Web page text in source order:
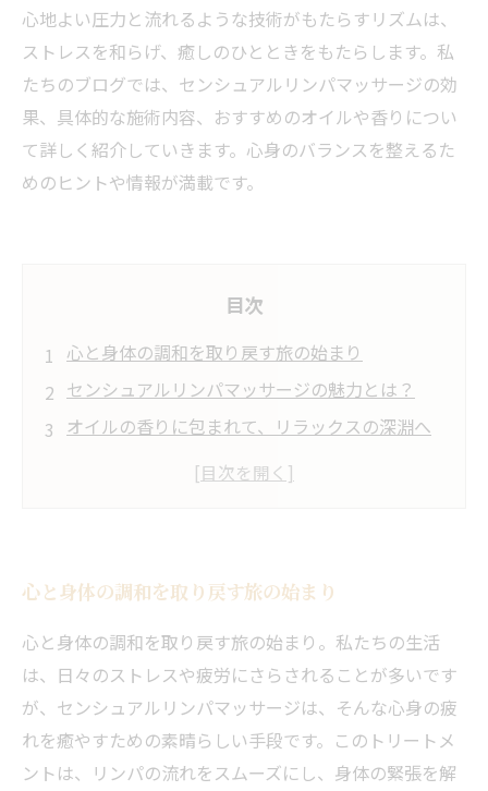
心地よい圧力と流れるような技術がもたらすリズムは、
ストレスを和らげ、癒しのひとときをもたらします。私
たちのブログでは、センシュアルリンパマッサージの効
果、具体的な施術内容、おすすめのオイルや香りについ
て詳しく紹介していきます。心身のバランスを整えるた
めのヒントや情報が満載です。
目次
心と身体の調和を取り戻す旅の始まり
センシュアルリンパマッサージの魅力とは？
オイルの香りに包まれて、リラックスの深淵へ
施術中の感覚、五感が目覚める瞬間
ジ
心と身体の調和を取り戻す旅の始まり
心と身体の調和を取り戻す旅の始まり。私たちの生活
は、日々のストレスや疲労にさらされることが多いです
が、センシュアルリンパマッサージは、そんな心身の疲
れを癒やすための素晴らしい手段です。このトリートメ
ントは、リンパの流れをスムーズにし、身体の緊張を解